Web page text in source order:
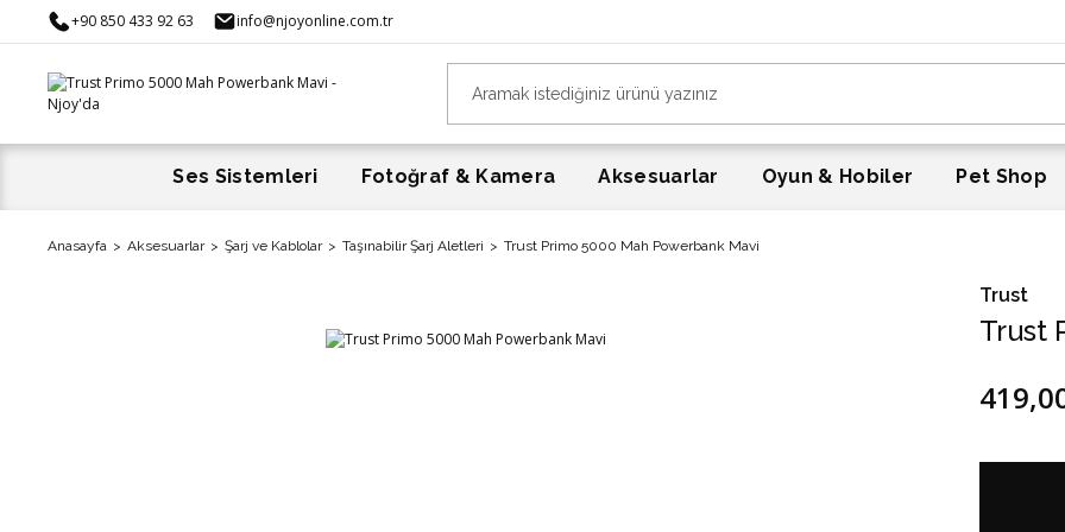
+90 850 433 92 63 info@njoyonline.com.tr
Ses Sistemleri Fotoğraf & Kamera Aksesuarlar Oyun & Hobiler Pet Shop
Anasayfa Aksesuarlar Şarj ve Kablolar Taşınabilir Şarj Aletleri Trust Primo 5000 Mah Powerbank Mavi
Trust
Trust